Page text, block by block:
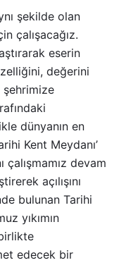
şekilde olan
çalışacağız.
eserin
değerini
şehrimize
dünyanın en
Kent Meydanı’
devam
açılışını
bulunan Tarihi
yıkımın
edecek bir